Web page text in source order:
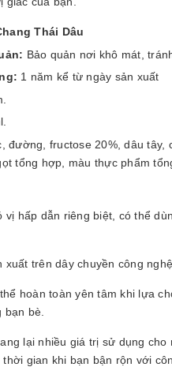
Thái Dâu
Bảo quản nơi khô mát,
1 năm kể từ ngày sản xuất
đường, fructose 20%, dâu tây,
tổng hợp, màu thực phẩm
vị hấp dẫn riêng biệt, có thể
xuất trên dây chuyền công
hoàn toàn yên tâm khi lựa
bạn bè.
lại nhiều giá trị sử dụng
gian khi bạn bận rộn với